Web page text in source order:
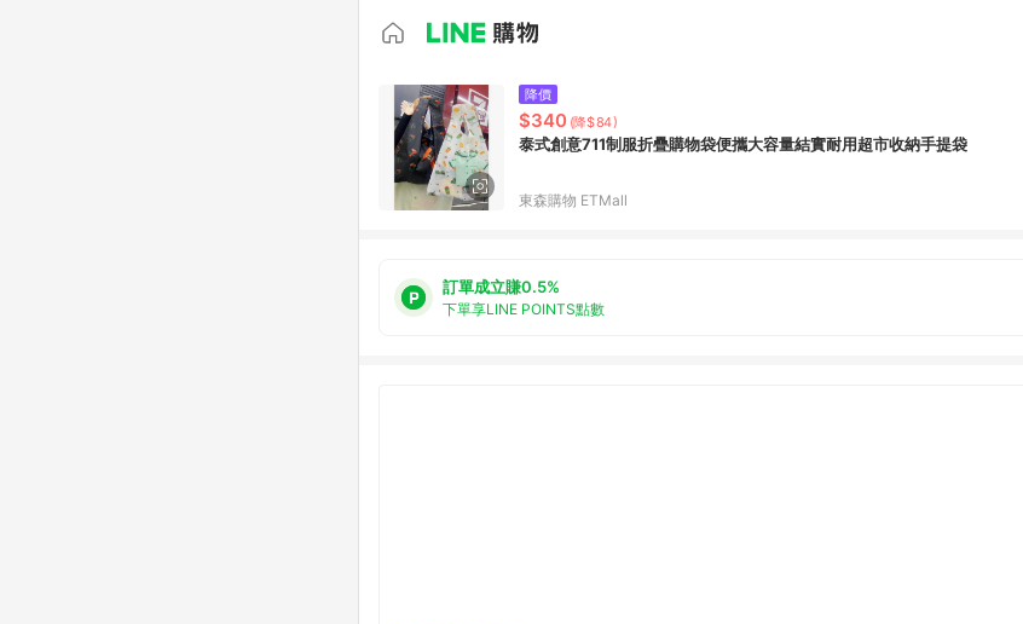
降價
$340 (降$84)
泰式創意711制服折疊購物袋便攜大容量結實耐用超市收納手提袋
東森購物 ETMall
訂單成立賺0.5%
下單享LINE POINTS點數